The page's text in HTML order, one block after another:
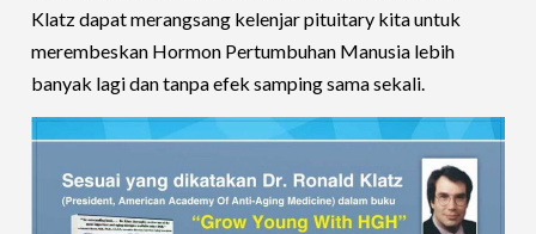
Klatz dapat merangsang kelenjar pituitary kita untuk
merembeskan Hormon Pertumbuhan Manusia lebih
banyak lagi dan tanpa efek samping sama sekali.